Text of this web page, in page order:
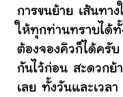
การขนย้าย เส้นทาง
ให้ทุกท่านทราบได้
ต้องจองคิวก็ได้ครับ
กันไว้ก่อน สะดวกย้
เลย ทั้งวันและเวลา